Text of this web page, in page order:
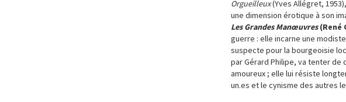
Orgueilleux(Yves Allégret,
une dimension érotique à son
Les Grandes Manœuvres(René
guerre : elle incarne une
suspecte pour la bourgeoisie
par Gérard Philipe, va tenter de
amoureux ; elle lui résiste
un.es et le cynisme des autres